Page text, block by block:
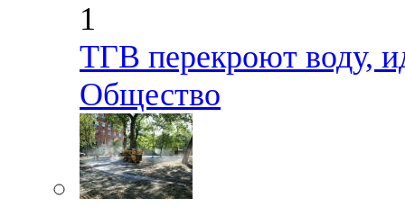
1
ТГВ перекроют воду,
Общество